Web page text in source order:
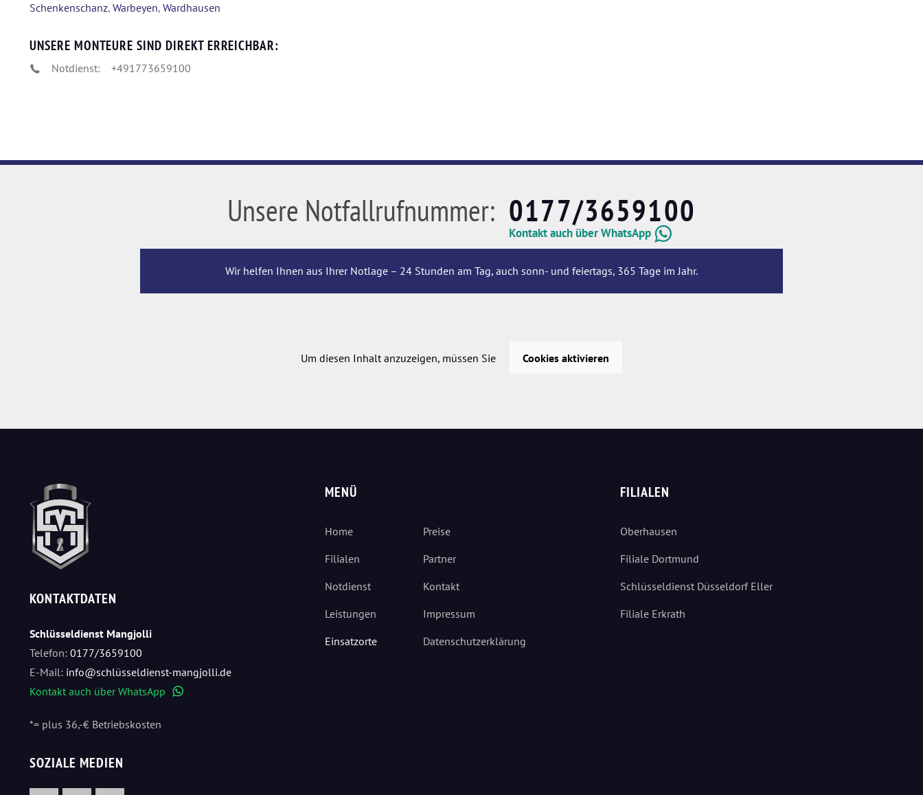
Schenkenschanz, Warbeyen, Wardhausen
UNSERE MONTEURE SIND DIREKT ERREICHBAR:
Notdienst: +491773659100
Unsere Notfallrufnummer: 0177/3659100
Kontakt auch über WhatsApp
Wir helfen Ihnen aus Ihrer Notlage – 24 Stunden am Tag, auch sonn- und feiertags, 365 Tage im Jahr.
Um diesen Inhalt anzuzeigen, müssen Sie Cookies aktivieren
KONTAKTDATEN
Schlüsseldienst Mangjolli
Telefon: 0177/3659100
E-Mail: info@schlüsseldienst-mangjolli.de
Kontakt auch über WhatsApp
*= plus 36,-€ Betriebskosten
MENÜ
Home
Filialen
Notdienst
Leistungen
Einsatzorte
Preise
Partner
Kontakt
Impressum
Datenschutzerklärung
FILIALEN
Oberhausen
Filiale Dortmund
Schlüsseldienst Düsseldorf Eller
Filiale Erkrath
SOZIALE MEDIEN